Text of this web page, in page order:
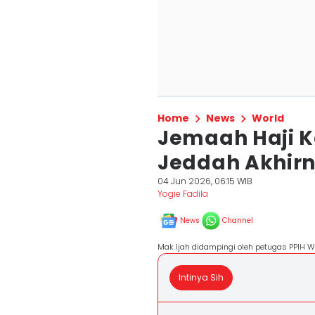
Home News World
Jemaah Haji
Jeddah
04 Jun 2026, 06:15 WIB
Yogie Fadila
News Channel
Mak Ijah didampingi oleh petugas PPIH
Intinya Sih